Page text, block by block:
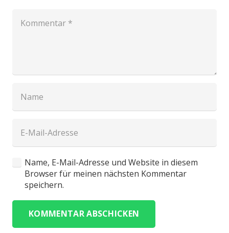
Name, E-Mail-Adresse und Website in diesem
Browser für meinen nächsten Kommentar
speichern.
KOMMENTAR ABSCHICKEN